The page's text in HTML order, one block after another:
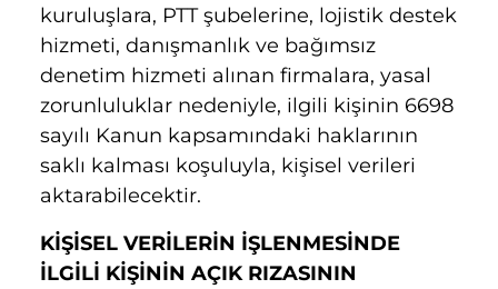
kuruluşlara, PTT şubelerine, lojistik destek
hizmeti, danışmanlık ve bağımsız
denetim hizmeti alınan firmalara, yasal
zorunluluklar nedeniyle, ilgili kişinin 6698
sayılı Kanun kapsamındaki haklarının
saklı kalması koşuluyla, kişisel verileri
aktarabilecektir.
KİŞİSEL VERİLERİN İŞLENMESİNDE
İLGİLİ KİŞİNİN AÇIK RIZASININ